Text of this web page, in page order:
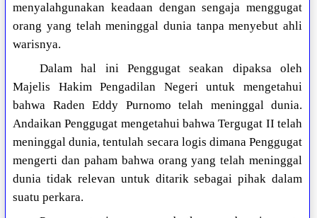
menyalahgunakan keadaan dengan sengaja menggugat
orang yang telah meninggal dunia tanpa menyebut ahli
warisnya.
Dalam hal ini Penggugat seakan dipaksa oleh
Majelis Hakim Pengadilan Negeri untuk mengetahui
bahwa Raden Eddy Purnomo telah meninggal dunia.
Andaikan Penggugat mengetahui bahwa Tergugat II telah
meninggal dunia, tentulah secara logis dimana Penggugat
mengerti dan paham bahwa orang yang telah meninggal
dunia tidak relevan untuk ditarik sebagai pihak dalam
suatu perkara.